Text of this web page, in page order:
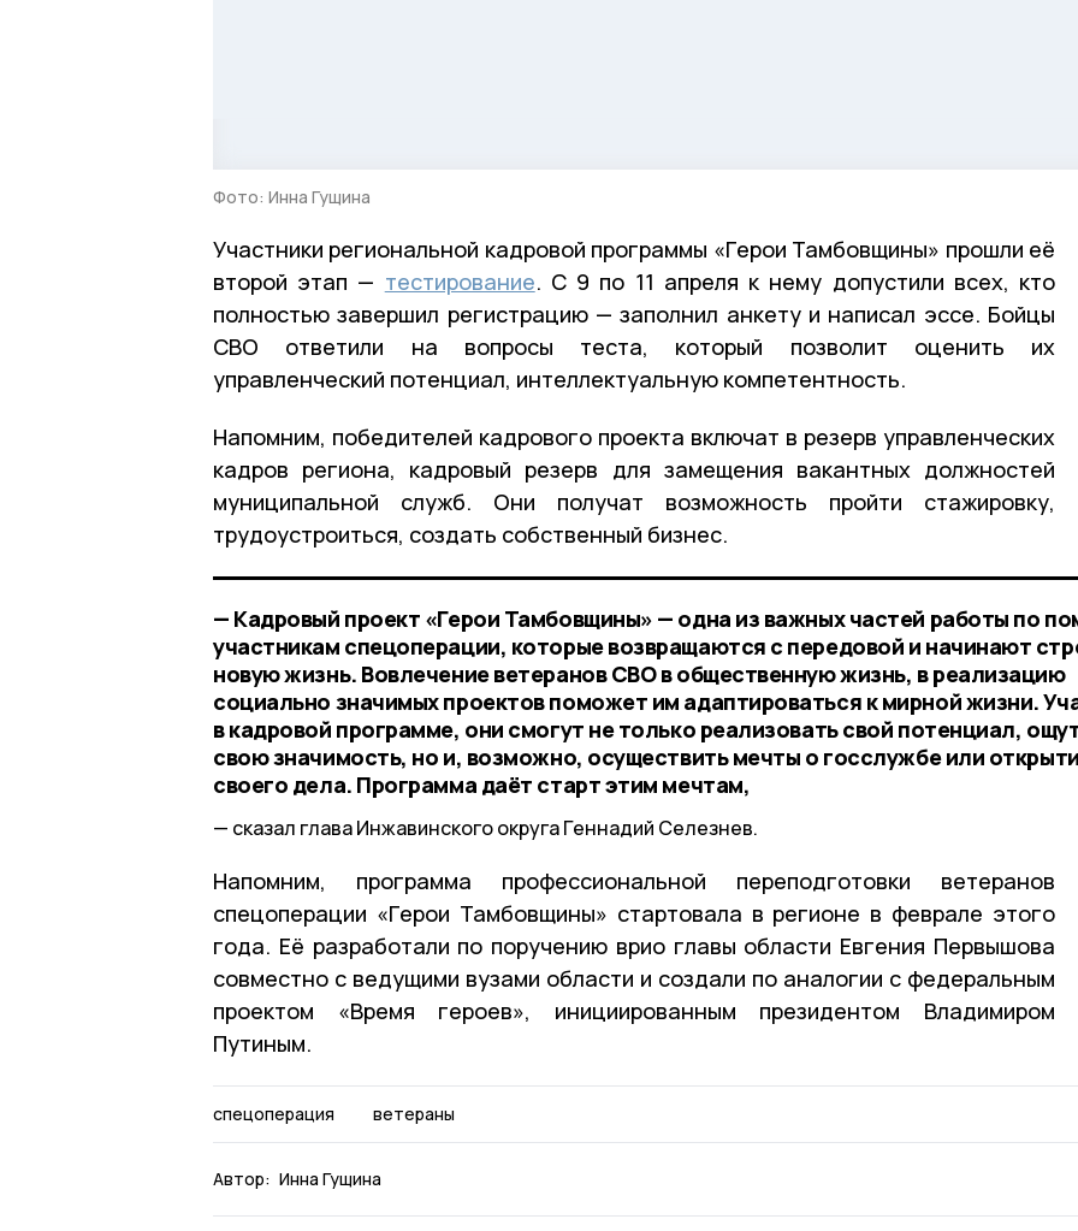
Фото: Инна Гущина
Участники региональной кадровой программы «Герои Тамбовщины» прошли её
второй этап — тестирование. С 9 по 11 апреля к нему допустили всех, кто
полностью завершил регистрацию — заполнил анкету и написал эссе. Бойцы
СВО ответили на вопросы теста, который позволит оценить их
управленческий потенциал, интеллектуальную компетентность.
Напомним, победителей кадрового проекта включат в резерв управленческих
кадров региона, кадровый резерв для замещения вакантных должностей
муниципальной служб. Они получат возможность пройти стажировку,
трудоустроиться, создать собственный бизнес.
— Кадровый проект «Герои Тамбовщины» — одна из важных частей работы по
участникам спецоперации, которые возвращаются с передовой и начинают
новую жизнь. Вовлечение ветеранов СВО в общественную жизнь, в реализацию
социально значимых проектов поможет им адаптироваться к мирной жизни.
в кадровой программе, они смогут не только реализовать свой потенциал,
свою значимость, но и, возможно, осуществить мечты о госслужбе или
своего дела. Программа даёт старт этим мечтам,
сказал глава Инжавинского округа Геннадий Селезнев.
Напомним, программа профессиональной переподготовки ветеранов
спецоперации «Герои Тамбовщины» стартовала в регионе в феврале этого
года. Её разработали по поручению врио главы области Евгения Первышова
совместно с ведущими вузами области и создали по аналогии с федеральным
проектом «Время героев», инициированным президентом Владимиром
Путиным.
спецоперация ветераны
Автор: Инна Гущина